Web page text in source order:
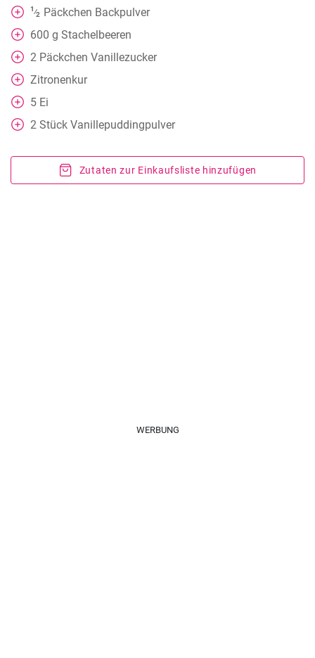
1⁄2
Päckchen Backpulver
600 g Stachelbeeren
2 Päckchen Vanillezucker
Zitronenkur
5 Ei
2 Stück Vanillepuddingpulver
Zutaten zur Einkaufsliste hinzufügen
WERBUNG